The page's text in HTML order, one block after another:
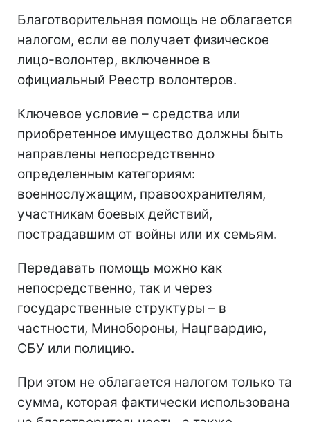
Благотворительная помощь не облагается
налогом, если ее получает физическое
лицо-волонтер, включенное в
официальный Реестр волонтеров.
Ключевое условие – средства или
приобретенное имущество должны быть
направлены непосредственно
определенным категориям:
военнослужащим, правоохранителям,
участникам боевых действий,
пострадавшим от войны или их семьям.
Передавать помощь можно как
непосредственно, так и через
государственные структуры – в
частности, Минобороны, Нацгвардию,
СБУ или полицию.
При этом не облагается налогом только та
сумма, которая фактически использована